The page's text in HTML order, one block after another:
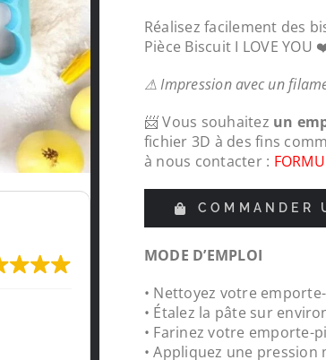
Très content de l'impression,
LeMondedu3D
Réalisez facilement des
Pièce Biscuit I LOVE YOU
⚠ Impression avec un
📨 Vous souhaitez un
fichier 3D à des fins
à nous contacter :
COMMANDER
MODE D’EMPLOI
• Nettoyez votre
• Étalez la pâte sur
• Farinez votre emporte-
• Appliquez une